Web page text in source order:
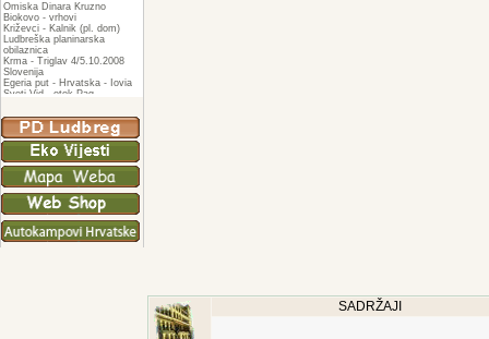
Omiska Dinara Kruzno
Biokovo - vrhovi
Križevci - Kalnik (pl. dom)
Ludbreška planinarska
obilaznica
Krma - Triglav 4/5.10.2008
Slovenija
Egeria put - Hrvatska - Iovia
Sveti Vid - otok Pag
ZIR
Podkilavac-Mudna dol-Hahlići-
Kolac-Podki
SADRŽAJI